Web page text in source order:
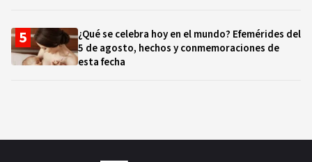
¿Qué se celebra hoy en el mundo? Efemérides del
5 de agosto, hechos y conmemoraciones de
esta fecha